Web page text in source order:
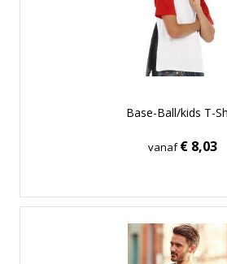
Base-Ball/kids T-
vanaf€ 8,03